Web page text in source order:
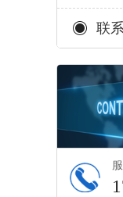
联